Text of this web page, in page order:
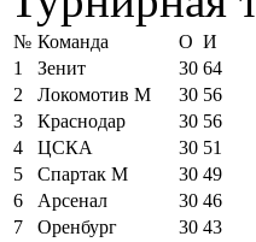
№ Команда О И
1
Зенит 30 64
2
Локомотив М 30 56
3
Краснодар 30 56
4
ЦСКА 30 51
5
Спартак М 30 49
6
Арсенал 30 46
7
Оренбург 30 43